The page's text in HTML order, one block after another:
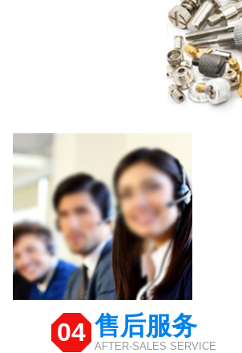
04 售后服务
AFTER-SALES SERVICE